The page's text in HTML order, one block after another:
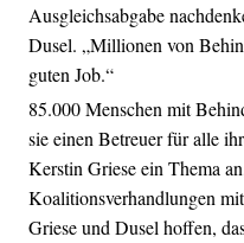
Ausgleichsabgabe
Dusel. „Millionen von
guten Job.“
85.000 Menschen mit
sie einen Betreuer für alle
Kerstin Griese ein Thema
Koalitionsverhandlungen
Griese und Dusel hoffen,